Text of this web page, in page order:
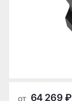
от 64 269 ₽